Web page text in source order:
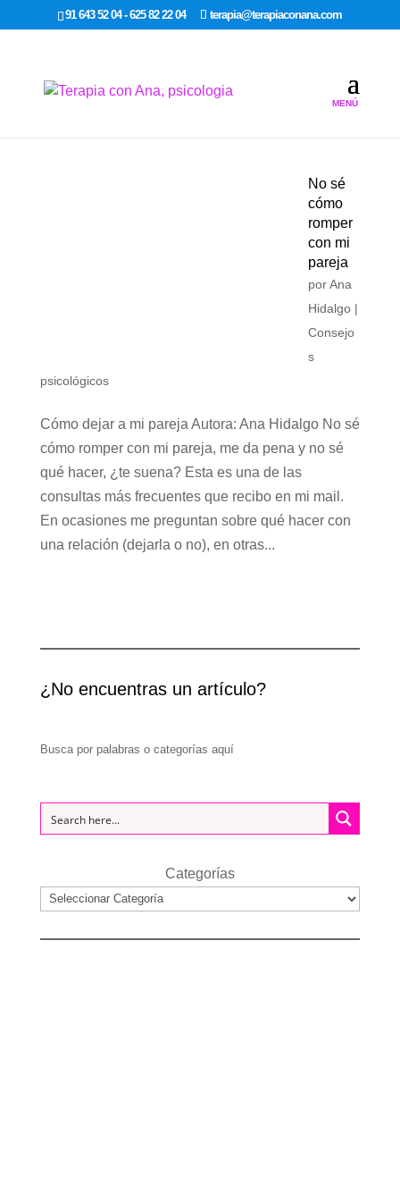
google-site-verification: google7dcda757e565a307.html
91 643 52 04 - 625 82 22 04 terapia@terapiaconana.com
No sé
cómo
romper
con mi
pareja
porAna
Hidalgo|
Consejo
s
psicológicos
Cómo dejar a mi pareja Autora: Ana Hidalgo No sé
cómo romper con mi pareja, me da pena y no sé
qué hacer, ¿te suena? Esta es una de las
consultas más frecuentes que recibo en mi mail.
En ocasiones me preguntan sobre qué hacer con
una relación (dejarla o no), en otras...
¿No encuentras un artículo?
Busca por palabras o categorías aquí
Categorías